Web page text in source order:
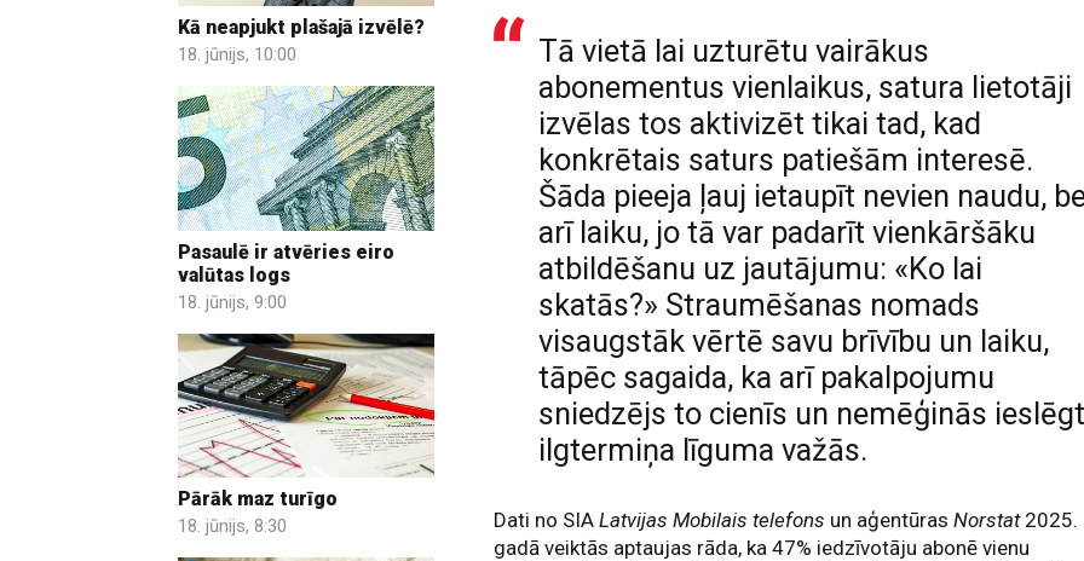
Kā neapjukt plašajā izvēlē?
18. jūnijs, 10:00
Pasaulē ir atvēries eiro
valūtas logs
18. jūnijs, 9:00
Pārāk maz turīgo
18. jūnijs, 8:30
Tā vietā lai uzturētu vairākus
abonementus vienlaikus, satura lietotāji
izvēlas tos aktivizēt tikai tad, kad
konkrētais saturs patiešām interesē.
Šāda pieeja ļauj ietaupīt nevien naudu,
arī laiku, jo tā var padarīt vienkāršāku
atbildēšanu uz jautājumu: «Ko lai
skatās?» Straumēšanas nomads
visaugstāk vērtē savu brīvību un laiku,
tāpēc sagaida, ka arī pakalpojumu
sniedzējs to cienīs un nemēģinās ieslēgt
ilgtermiņa līguma važās.
Dati no SIALatvijas Mobilais telefons un aģentūrasNorstat 2025.
gadā veiktās aptaujas rāda, ka 47% iedzīvotāju abonē vienu